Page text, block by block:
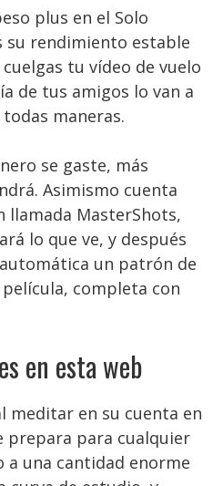
plus en el Solo
su rendimiento estable
tu vídeo de vuelo
de tus amigos lo van a
maneras.
se gaste, más
Asimismo cuenta
llamada MasterShots,
lo que ve, y después
un patrón de
completa con
en esta web
meditar en su cuenta en
prepara para cualquier
a una cantidad enorme